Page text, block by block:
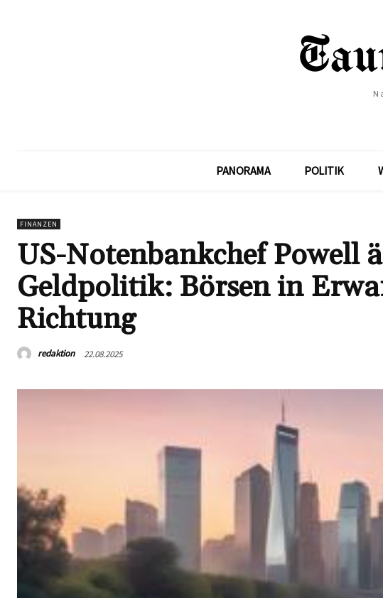
PANORAMA POLITIK
FINANZEN
US-Notenbankchef Powell
Geldpolitik: Börsen in
Richtung
redaktion 22.08.2025